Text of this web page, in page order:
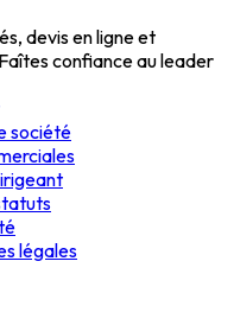
devis en ligne et
confiance au leader
société
légales